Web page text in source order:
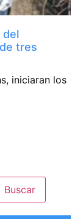
del
tres
iniciaran los